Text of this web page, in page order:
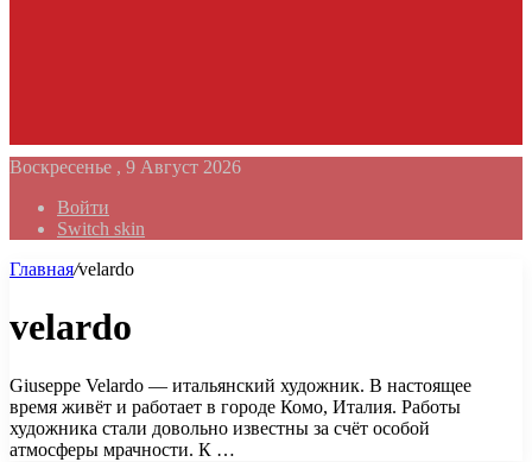
Воскресенье , 9 Август 2026
Войти
Switch skin
Главная/velardo
velardo
Giuseppe Velardo — итальянский художник. В настоящее
время живёт и работает в городе Комо, Италия. Работы
художника стали довольно известны за счёт особой
атмосферы мрачности. К …